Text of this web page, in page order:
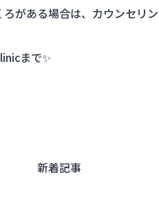
がある場合は、カウンセリ
まで✨
新着記事